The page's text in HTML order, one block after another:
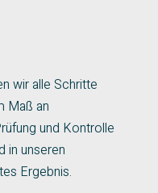
wir alle Schritte
Maß an
und Kontrolle
in unseren
Ergebnis.